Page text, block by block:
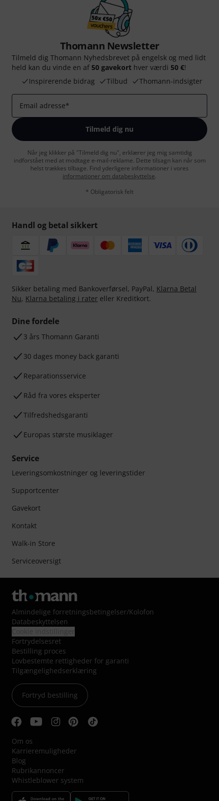
Thomann Newsletter
Tilmeld dig Thomann Nyhedsbrevet på engelsk og med lidt
held kan du vinde en af 50 gavekort hver værdi 50 €!
Inspirerende bidrag
Tilbud Thomann-indsigter
Email adresse*
Tilmeld dig nu
Når jeg klikker på "Tilmeld dig nu", erklærer jeg mig samtidig
indforstået med at modtage e-mail-reklame. Dette tilsagn kan når som
helst trækkes tilbage. Find yderligere informationer i vores
informationer om databeskyttelse.
* Obligatorisk felt
Handl og betal sikkert
Sikker betaling med Bankoverførsel, PayPal, Klarna Betal
Nu, Klarna betaling i rater eller Kreditkort.
Dine fordele
3 års Thomann Garanti
30 dages money back garanti
Reparationsservice
Råd fra vores eksperter
Tilfredshedsgaranti
Europas største musiklager
Service
Leveringsomkostninger og leveringstider
Supportcenter
Gavekort
Kontakt
Walk-in Store
Serviceoversigt
Almindelige forretningsbetingelser/Kolofon
Databeskyttelsen
Fortrydelsesret
Bestilling proces
Lovbestemte rettigheder for garanti
Tilgængelighedserklæring
Fortryd bestilling
Om os
Karrieremuligheder
Blog
Rubrikannoncer
Whistleblower system